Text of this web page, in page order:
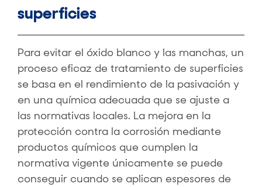
superficies
Para evitar el óxido blanco y las manchas, un
proceso eficaz de tratamiento de superficies
se basa en el rendimiento de la pasivación y
en una química adecuada que se ajuste a
las normativas locales. La mejora en la
protección contra la corrosión mediante
productos químicos que cumplen la
normativa vigente únicamente se puede
conseguir cuando se aplican espesores de